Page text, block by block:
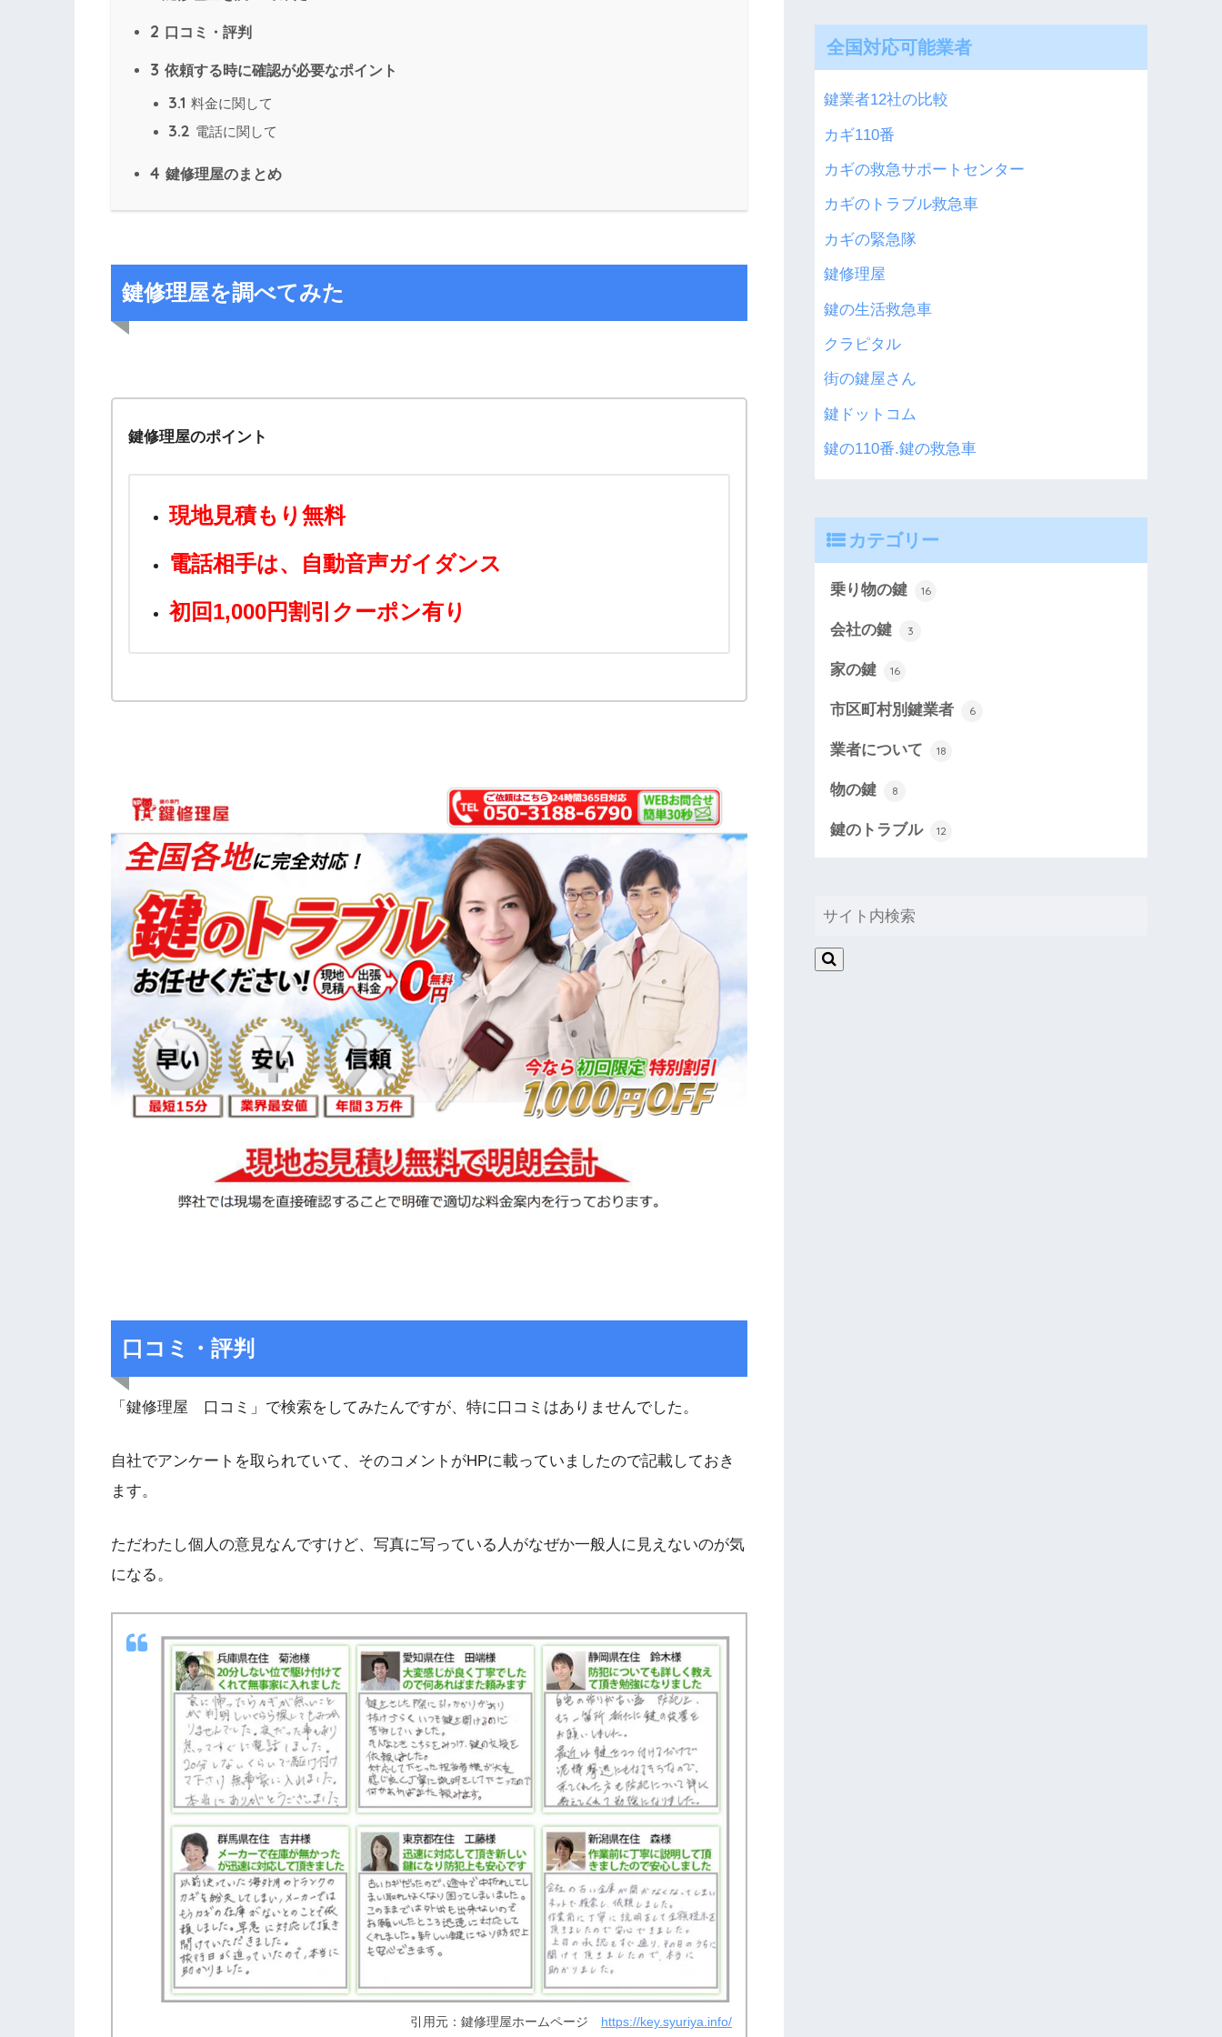
2 口コミ・評判
3 依頼する時に確認が必要なポイント
3.1 料金に関して
3.2 電話に関して
4 鍵修理屋のまとめ
鍵修理屋を調べてみた
鍵修理屋のポイント
現地見積もり無料
電話相手は、自動音声ガイダンス
初回1,000円割引クーポン有り
口コミ・評判
「鍵修理屋 口コミ」で検索をしてみたんですが、特に口コミはありませんでした。
自社でアンケートを取られていて、そのコメントがHPに載っていましたので記載しておき
ます。
ただわたし個人の意見なんですけど、写真に写っている人がなぜか一般人に見えないのが気
になる。
引用元：鍵修理屋ホームページ https://key.syuriya.info/
全国対応可能業者
鍵業者12社の比較
カギ110番
カギの救急サポートセンター
カギのトラブル救急車
カギの緊急隊
鍵修理屋
鍵の生活救急車
クラピタル
街の鍵屋さん
鍵ドットコム
鍵の110番.鍵の救急車
カテゴリー
乗り物の鍵 16
会社の鍵 3
家の鍵 16
市区町村別鍵業者 6
業者について 18
物の鍵 8
鍵のトラブル 12